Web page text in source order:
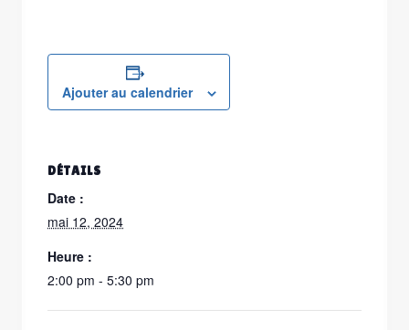
Ajouter au calendrier
DÉTAILS
Date :
mai 12, 2024
Heure :
2:00 pm - 5:30 pm